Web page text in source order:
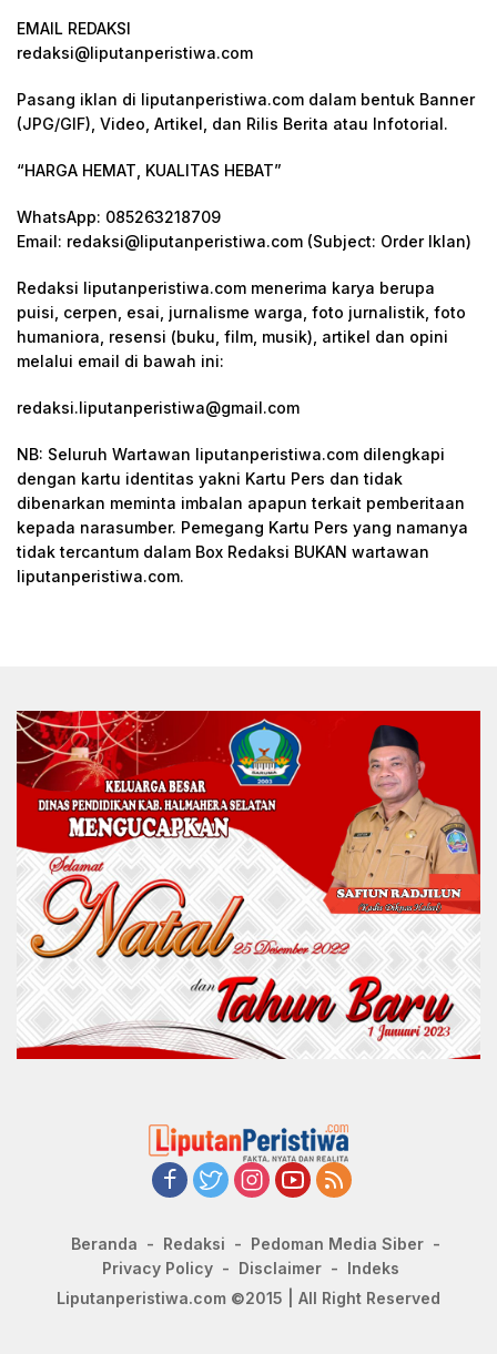
EMAIL REDAKSI
redaksi@liputanperistiwa.com
Pasang iklan di liputanperistiwa.com dalam bentuk Banner
(JPG/GIF), Video, Artikel, dan Rilis Berita atau Infotorial.
“HARGA HEMAT, KUALITAS HEBAT”
WhatsApp: 085263218709
Email: redaksi@liputanperistiwa.com (Subject: Order Iklan)
Redaksi liputanperistiwa.com menerima karya berupa
puisi, cerpen, esai, jurnalisme warga, foto jurnalistik, foto
humaniora, resensi (buku, film, musik), artikel dan opini
melalui email di bawah ini:
redaksi.liputanperistiwa@gmail.com
NB: Seluruh Wartawan liputanperistiwa.com dilengkapi
dengan kartu identitas yakni Kartu Pers dan tidak
dibenarkan meminta imbalan apapun terkait pemberitaan
kepada narasumber. Pemegang Kartu Pers yang namanya
tidak tercantum dalam Box Redaksi BUKAN wartawan
liputanperistiwa.com.
Beranda Redaksi
Pedoman Media Siber
Privacy Policy
Disclaimer
Indeks
Liputanperistiwa.com ©2015 | All Right Reserved